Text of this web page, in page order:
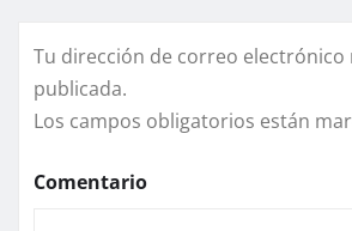
Tu dirección de correo electrónico
publicada.
Los campos obligatorios están
Comentario